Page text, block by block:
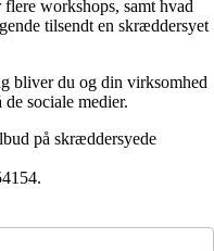
workshops, samt hvad
tilsendt en skræddersyet
bliver du og din virksomhed
sociale medier.
på skræddersyede